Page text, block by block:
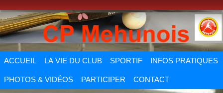
ACCUEIL LA VIE DU CLUB SPORTIF INFOS PRATIQUES
PHOTOS & VIDÉOS PARTICIPER CONTACT